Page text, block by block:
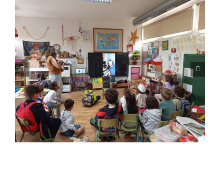
Charlas de sensibilización en el Colegio
Franciscanas de A Coruña